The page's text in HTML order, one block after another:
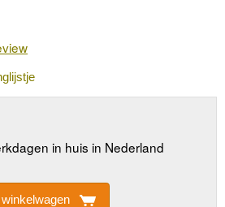
in huis in Nederland
winkelwagen